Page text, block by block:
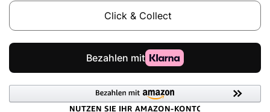
Click & Collect